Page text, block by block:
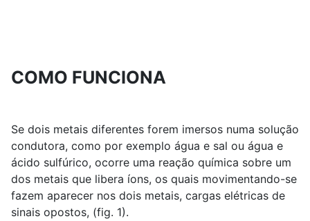
COMO FUNCIONA
Se dois metais diferentes forem imersos numa solução
condutora, como por exemplo água e sal ou água e
ácido sulfúrico, ocorre uma reação química sobre um
dos metais que libera íons, os quais movimentando-se
fazem aparecer nos dois metais, cargas elétricas de
sinais opostos, (fig. 1).